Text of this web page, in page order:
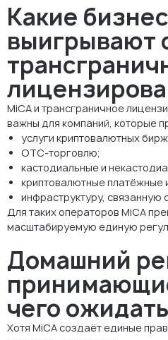
Какие
выигрывают
MiCA и трансграничное
важны для компаний, которые
услуги криптовалютных
OTC-торговлю;
кастодиальные и
криптовалютные платёжные
инфраструктуру, связанную
Для таких операторов MiCA
масштабируемую единую
Домашний
чего ожидать
Хотя MiCA создаёт единые